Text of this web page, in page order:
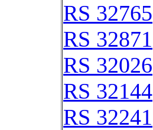
RS 32765
RS 32871
RS 32026
RS 32144
RS 32241